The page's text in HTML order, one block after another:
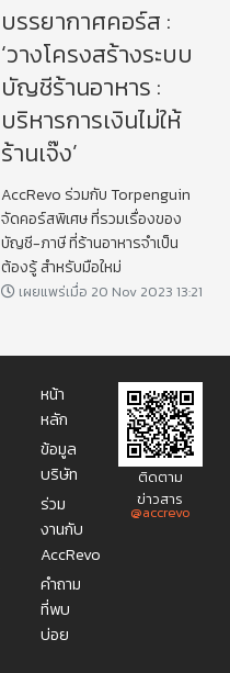
บรรยากาศคอร์ส :
‘วางโครงสร้างระบบ
บัญชีร้านอาหาร :
บริหารการเงินไม่ให้
ร้านเจ๊ง’
AccRevo ร่วมกับ Torpenguin
จัดคอร์สพิเศษ ที่รวมเรื่องของ
บัญชี-ภาษี ที่ร้านอาหารจำเป็น
ต้องรู้ สำหรับมือใหม่
เผยแพร่เมื่อ 20 Nov 2023 13:21
หน้า
หลัก
ข้อมูล
บริษัท
ร่วม
งานกับ
AccRevo
คำถาม
ที่พบ
บ่อย
ติดตาม
ข่าวสาร
@accrevo